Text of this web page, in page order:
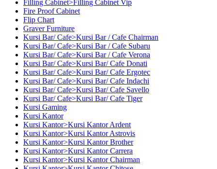
Filling Cabinet>Filling Cabinet Vip
Fire Proof Cabinet
Flip Chart
Graver Furniture
Kursi Bar/ Cafe>Kursi Bar / Cafe Chairman
Kursi Bar/ Cafe>Kursi Bar / Cafe Subaru
Kursi Bar/ Cafe>Kursi Bar / Cafe Verona
Kursi Bar/ Cafe>Kursi Bar/ Cafe Donati
Kursi Bar/ Cafe>Kursi Bar/ Cafe Ergotec
Kursi Bar/ Cafe>Kursi Bar/ Cafe Indachi
Kursi Bar/ Cafe>Kursi Bar/ Cafe Savello
Kursi Bar/ Cafe>Kursi Bar/ Cafe Tiger
Kursi Gaming
Kursi Kantor
Kursi Kantor>Kursi Kantor Ardent
Kursi Kantor>Kursi Kantor Astrovis
Kursi Kantor>Kursi Kantor Brother
Kursi Kantor>Kursi Kantor Carrera
Kursi Kantor>Kursi Kantor Chairman